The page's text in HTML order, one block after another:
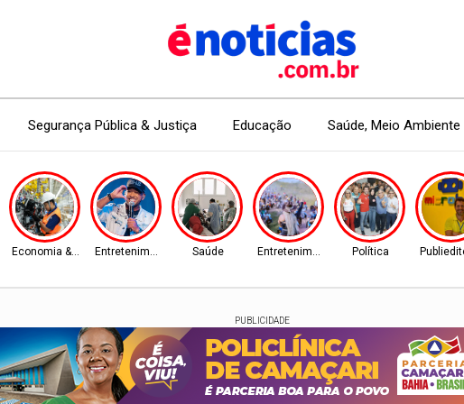
Segurança Pública & Justiça Educação Saúde, Meio
Economia & MercadoEntretenimento Saúde Entretenimento Política
PUBLICIDADE